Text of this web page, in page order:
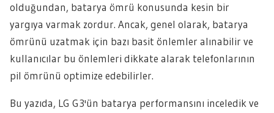
olduğundan, batarya ömrü konusunda kesin bir
yargıya varmak zordur. Ancak, genel olarak, batarya
ömrünü uzatmak için bazı basit önlemler alınabilir ve
kullanıcılar bu önlemleri dikkate alarak telefonlarının
pil ömrünü optimize edebilirler.
Bu yazıda, LG G3'ün batarya performansını inceledik ve